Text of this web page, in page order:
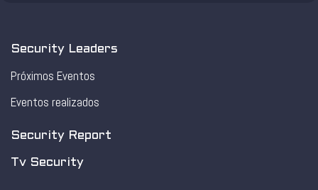
Security Leaders
Próximos Eventos
Eventos realizados
Security Report
Tv Security